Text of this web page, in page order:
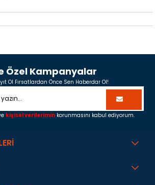
Özel Kampanyalar
Ol Fırsatlardan Önce Sen Haberdar Ol!
kişisel verilerimin korunmasını kabul ediyorum.